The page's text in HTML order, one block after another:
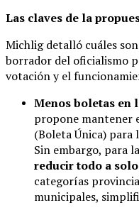
Las claves de la
Michlig detalló cuáles
borrador del oficialismo
votación y el
Menos boletas en
propone mantener
(Boleta Única) para
Sin embargo, para
reducir todo a
categorías
municipales,